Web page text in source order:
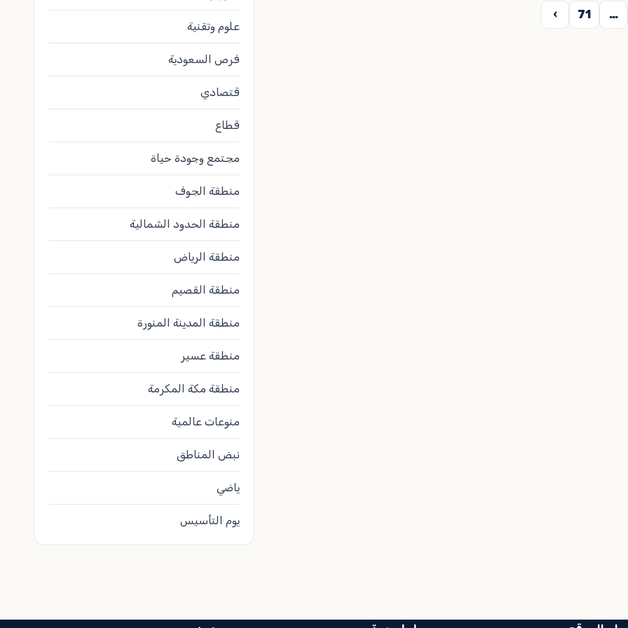
…
71
›
علوم وتقنية
فرص السعودية
قتصادي
قطاع
مجتمع وجودة حياة
منطقة الجوف
منطقة الحدود الشمالية
منطقة الرياض
منطقة القصيم
منطقة المدينة المنورة
منطقة عسير
منطقة مكة المكرمة
منوعات عالمية
نبض المناطق
ياضي
يوم التأسيس